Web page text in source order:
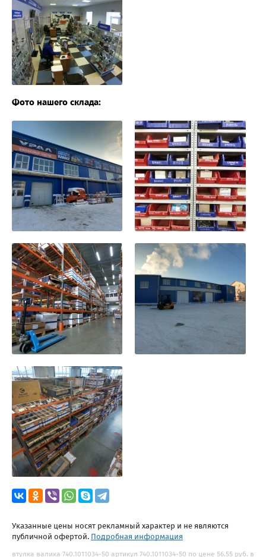
Фото нашего склада:
Указанные цены носят рекламный характер и не являются
публичной офертой. Подробная информация
втулка валика 740.1011034-50 артикул 740.1011034-50 по цене 56.55 руб. в